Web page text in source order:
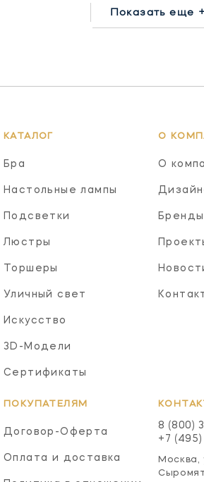
Показать еще +
КАТАЛОГ
Бра
Настольные лампы
Подсветки
Люстры
Торшеры
Уличный свет
Искусство
3D-Модели
Сертификаты
О
О
Бренды
ПОКУПАТЕЛЯМ
Договор-Оферта
Оплата и доставка
8 (800)
+7
Москва,